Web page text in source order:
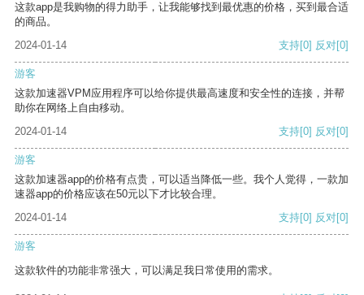
这款app是我购物的得力助手，让我能够找到最优惠的价格，买到最合适
的商品。
2024-01-14
支持[0] 反对[0]
游客
这款加速器VPM应用程序可以给你提供最高速度和安全性的连接，并帮
助你在网络上自由移动。
2024-01-14
支持[0] 反对[0]
游客
这款加速器app的价格有点贵，可以适当降低一些。我个人觉得，一款加
速器app的价格应该在50元以下才比较合理。
2024-01-14
支持[0] 反对[0]
游客
这款软件的功能非常强大，可以满足我日常使用的需求。